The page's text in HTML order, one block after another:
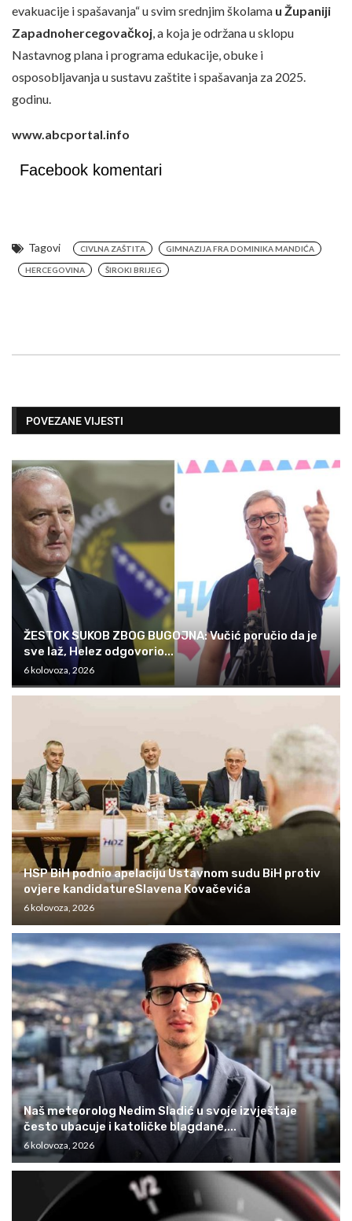
evakuacije i spašavanja“ u svim srednjim školama u Županiji
Zapadnohercegovačkoj, a koja je održana u sklopu
Nastavnog plana i programa edukacije, obuke i
osposobljavanja u sustavu zaštite i spašavanja za 2025.
godinu.
www.abcportal.info
Facebook komentari
Tagovi CIVLNA ZAŠTITA GIMNAZIJA FRA DOMINIKA MANDIĆA
HERCEGOVINA ŠIROKI BRIJEG
POVEZANE VIJESTI
ŽESTOK SUKOB ZBOG BUGOJNA: Vučić poručio da je
sve laž, Helez odgovorio...
6 kolovoza, 2026
HSP BiH podnio apelaciju Ustavnom sudu BiH protiv
ovjere kandidatureSlavena Kovačevića
6 kolovoza, 2026
Naš meteorolog Nedim Sladić u svoje izvještaje
često ubacuje i katoličke blagdane,...
6 kolovoza, 2026